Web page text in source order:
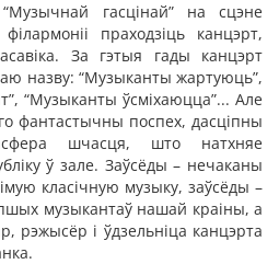
гасцінай” на сцэне
праходзіць канцэрт,
За гэтыя гады канцэрт
назву: “Музыканты жартуюць”,
“Музыканты ўсміхаюцца”... Але
фантастычны поспех, дасціпны
шчасця, што натхняе
ў зале. Заўсёды – нечаканы
класічную музыку, заўсёды –
музыкантаў нашай краіны, а
рэжысёр і ўдзельніца канцэрта